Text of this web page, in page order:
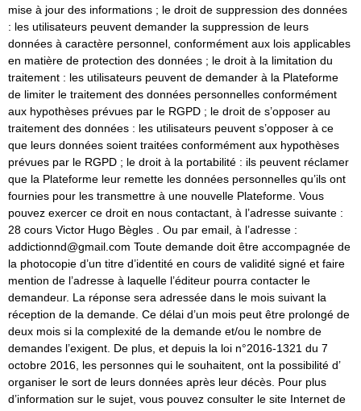
mise à jour des informations ; le droit de suppression des données
: les utilisateurs peuvent demander la suppression de leurs
données à caractère personnel, conformément aux lois applicables
en matière de protection des données ; le droit à la limitation du
traitement : les utilisateurs peuvent de demander à la Plateforme
de limiter le traitement des données personnelles conformément
aux hypothèses prévues par le RGPD ; le droit de s’opposer au
traitement des données : les utilisateurs peuvent s’opposer à ce
que leurs données soient traitées conformément aux hypothèses
prévues par le RGPD ; le droit à la portabilité : ils peuvent réclamer
que la Plateforme leur remette les données personnelles qu’ils ont
fournies pour les transmettre à une nouvelle Plateforme. Vous
pouvez exercer ce droit en nous contactant, à l’adresse suivante :
28 cours Victor Hugo Bègles . Ou par email, à l’adresse :
addictionnd@gmail.com Toute demande doit être accompagnée de
la photocopie d’un titre d’identité en cours de validité signé et faire
mention de l’adresse à laquelle l’éditeur pourra contacter le
demandeur. La réponse sera adressée dans le mois suivant la
réception de la demande. Ce délai d’un mois peut être prolongé de
deux mois si la complexité de la demande et/ou le nombre de
demandes l’exigent. De plus, et depuis la loi n°2016-1321 du 7
octobre 2016, les personnes qui le souhaitent, ont la possibilité d’
organiser le sort de leurs données après leur décès. Pour plus
d’information sur le sujet, vous pouvez consulter le site Internet de